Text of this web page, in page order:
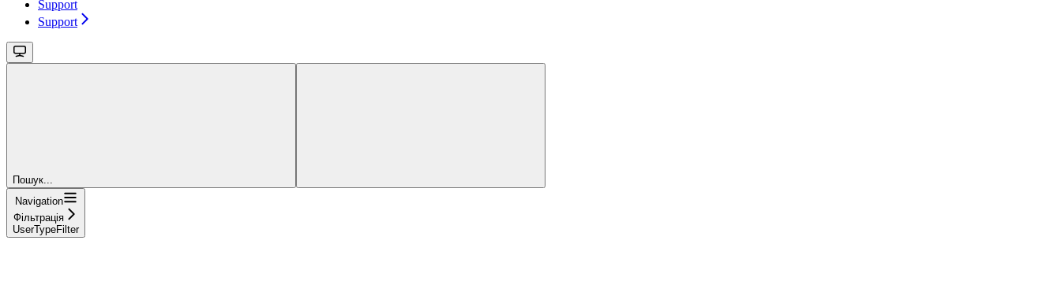
Support
Support
Пошук...
Navigation
Фільтрація
UserTypeFilter